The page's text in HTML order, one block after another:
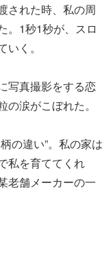
された時、私の周
。1秒1秒が、スロ
く。
写真撮影をする恋
涙がこぼれた。
の違い”。私の家は
私を育ててくれ
老舗メーカーの一